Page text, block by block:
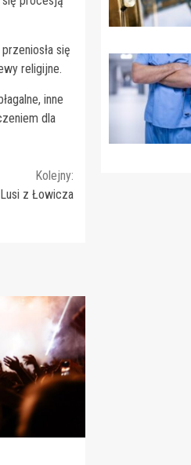
się
religijne.
inne
dla
Kolejny:
z Łowicza